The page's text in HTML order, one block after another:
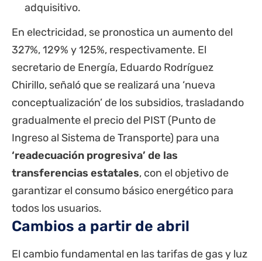
adquisitivo.
En electricidad, se pronostica un aumento del
327%, 129% y 125%, respectivamente. El
secretario de Energía, Eduardo Rodríguez
Chirillo, señaló que se realizará una ‘nueva
conceptualización’ de los subsidios, trasladando
gradualmente el precio del PIST (Punto de
Ingreso al Sistema de Transporte) para una
‘readecuación progresiva’ de las
transferencias estatales, con el objetivo de
garantizar el consumo básico energético para
todos los usuarios.
Cambios a partir de abril
El cambio fundamental en las tarifas de gas y luz